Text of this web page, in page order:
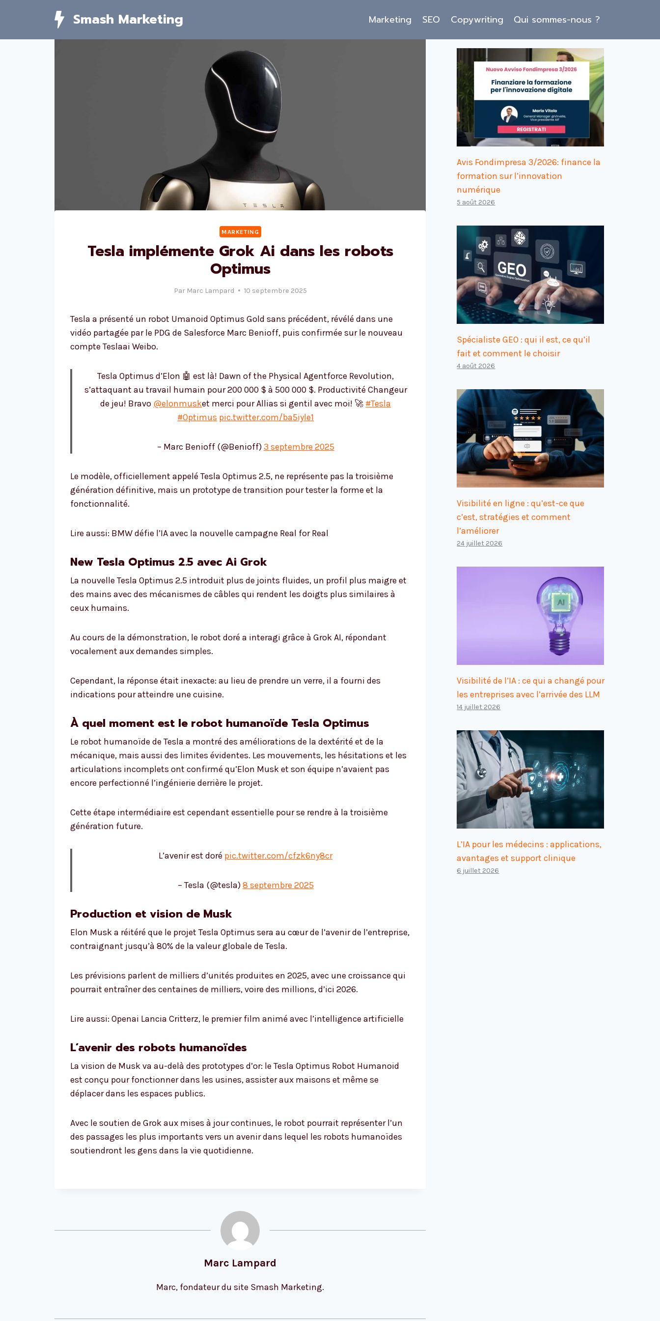
Smash Marketing Marketing SEO Copywriting Qui sommes-nous ?
MARKETING
Tesla implémente Grok Ai dans les robots
Optimus
Par Marc Lampard 10 septembre 2025
Tesla a présenté un robot Umanoid Optimus Gold sans précédent, révélé dans une
vidéo partagée par le PDG de Salesforce Marc Benioff, puis confirmée sur le nouveau
compte Teslaai Weibo.
Tesla Optimus d’Elon 🤖 est là! Dawn of the Physical Agentforce Revolution,
s’attaquant au travail humain pour 200 000 $ à 500 000 $. Productivité Changeur
de jeu! Bravo @elonmusket merci pour Allias si gentil avec moi! 🚀 #Tesla
#Optimus pic.twitter.com/ba5iyle1
– Marc Benioff (@Benioff)3 septembre 2025
Le modèle, officiellement appelé Tesla Optimus 2.5, ne représente pas la troisième
génération définitive, mais un prototype de transition pour tester la forme et la
fonctionnalité.
Lire aussi: BMW défie l’IA avec la nouvelle campagne Real for Real
New Tesla Optimus 2.5 avec Ai Grok
La nouvelle Tesla Optimus 2.5 introduit plus de joints fluides, un profil plus maigre et
des mains avec des mécanismes de câbles qui rendent les doigts plus similaires à
ceux humains.
Au cours de la démonstration, le robot doré a interagi grâce à Grok AI, répondant
vocalement aux demandes simples.
Cependant, la réponse était inexacte: au lieu de prendre un verre, il a fourni des
indications pour atteindre une cuisine.
À quel moment est le robot humanoïde Tesla Optimus
Le robot humanoïde de Tesla a montré des améliorations de la dextérité et de la
mécanique, mais aussi des limites évidentes. Les mouvements, les hésitations et les
articulations incomplets ont confirmé qu’Elon Musk et son équipe n’avaient pas
encore perfectionné l’ingénierie derrière le projet.
Cette étape intermédiaire est cependant essentielle pour se rendre à la troisième
génération future.
L’avenir est doré pic.twitter.com/cfzk6ny8cr
– Tesla (@tesla)8 septembre 2025
Production et vision de Musk
Elon Musk a réitéré que le projet Tesla Optimus sera au cœur de l’avenir de l’entreprise,
contraignant jusqu’à 80% de la valeur globale de Tesla.
Les prévisions parlent de milliers d’unités produites en 2025, avec une croissance qui
pourrait entraîner des centaines de milliers, voire des millions, d’ici 2026.
Lire aussi: Openai Lancia Critterz, le premier film animé avec l’intelligence artificielle
L’avenir des robots humanoïdes
La vision de Musk va au-delà des prototypes d’or: le Tesla Optimus Robot Humanoid
est conçu pour fonctionner dans les usines, assister aux maisons et même se
déplacer dans les espaces publics.
Avec le soutien de Grok aux mises à jour continues, le robot pourrait représenter l’un
des passages les plus importants vers un avenir dans lequel les robots humanoïdes
soutiendront les gens dans la vie quotidienne.
Marc Lampard
Marc, fondateur du site Smash Marketing.
Avis Fondimpresa 3/2026: finance la
formation sur l’innovation
numérique
5 août 2026
Spécialiste GEO : qui il est, ce qu’il
fait et comment le choisir
4 août 2026
Visibilité en ligne : qu’est-ce que
c’est, stratégies et comment
l’améliorer
24 juillet 2026
Visibilité de l’IA : ce qui a changé pour
les entreprises avec l’arrivée des LLM
14 juillet 2026
L’IA pour les médecins : applications,
avantages et support clinique
6 juillet 2026